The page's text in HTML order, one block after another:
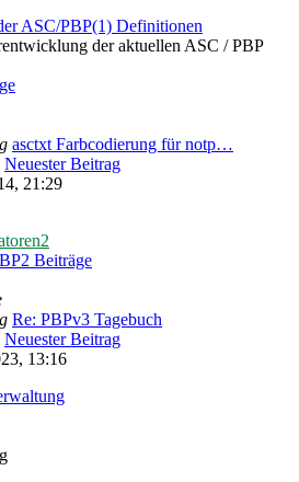
ASC/PBP(1) Definitionen
der aktuellen ASC / PBP
asctxt Farbcodierung für notp…
Neuester Beitrag
21:29
Beiträge
Re: PBPv3 Tagebuch
Neuester Beitrag
13:16